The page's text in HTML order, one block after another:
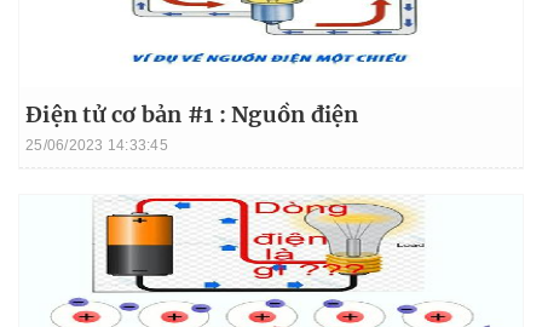
Điện tử cơ bản #1 : Nguồn điện
25/06/2023 14:33:45